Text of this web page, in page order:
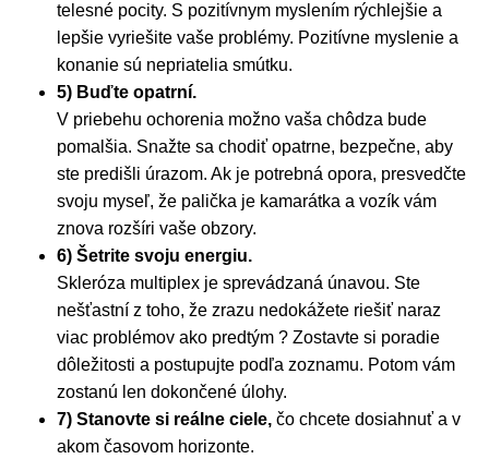
telesné pocity. S pozitívnym myslením rýchlejšie a
lepšie vyriešite vaše problémy. Pozitívne myslenie a
konanie sú nepriatelia smútku.
5) Buďte opatrní.
V priebehu ochorenia možno vaša chôdza bude
pomalšia. Snažte sa chodiť opatrne, bezpečne, aby
ste predišli úrazom. Ak je potrebná opora, presvedčte
svoju myseľ, že palička je kamarátka a vozík vám
znova rozšíri vaše obzory.
6) Šetrite svoju energiu.
Skleróza multiplex je sprevádzaná únavou. Ste
nešťastní z toho, že zrazu nedokážete riešiť naraz
viac problémov ako predtým ? Zostavte si poradie
dôležitosti a postupujte podľa zoznamu. Potom vám
zostanú len dokončené úlohy.
7) Stanovte si reálne ciele, čo chcete dosiahnuť a v
akom časovom horizonte.